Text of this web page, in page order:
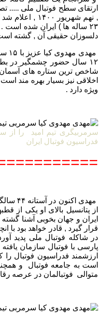
ارتقای سطح فوتبال ملی .....
, نهم شهریور
۲۳ ساله ها ) ایران شده
دلسوزان حقیقی آن , گشته
۱۲ سال حضور چشمگیر در
شاخص ترین ستاره های آسمان
اخلاقی نیز بسیار بهره مند
ویژه دارد .
فدراسیون فوتبال ایران
مهدی
از پتانسیل بالای او یکی از
ایران و جهان بخوبی آشنا
قرار گیرد , قادر خواهد بود
در شاکله فوتبال ملی پدید
پارسی با فوتبال سازمان
ارزشمند فدراسیون فوتبال را
است به جامعه فوتبال و
متوالی فوتبالمان در عرصه